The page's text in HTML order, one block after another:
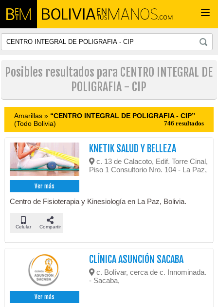
Posibles resultados para CENTRO INTEGRAL DE
POLIGRAFIA - CIP
Amarillas » “CENTRO INTEGRAL DE POLIGRAFIA - CIP”
(Todo Bolivia)
746 resultados
Ver más
KNETIK SALUD Y BELLEZA
c. 13 de Calacoto, Edif. Torre Cinal,
Piso 1 Consultorio Nro. 104 - La Paz,
Centro de Fisioterapia y Kinesiología en La Paz, Bolivia.
Celular Compartir
Ver más
CLÍNICA ASUNCIÓN SACABA
c. Bolívar, cerca de c. Innominada.
- Sacaba,